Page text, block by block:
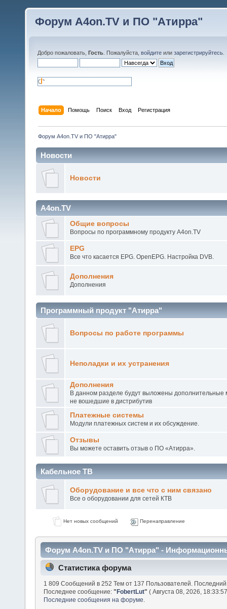
Форум A4on.TV и ПО "Атирра"
Добро пожаловать, Гость . Пожалуйста, войдите или зарегистрируйтесь
Начало Помощь Поиск Вход Регистрация
Форум A4on.TV и ПО "Атирра"
Новости
Новости
A4on.TV
Общие вопросы
Вопросы по программному продукту A4on.TV
EPG
Все что касается EPG. OpenEPG. Настройка DVB.
Дополнения
Дополнения
Программный продукт "Атирра"
Вопросы по работе программы
Неполадки и их устранения
Дополнения
В данном разделе будут выложены
не вошедшие в дистрибутив
Платежные системы
Модули платежных систем и их обсуждение.
Отзывы
Вы можете оставить отзыв о ПО «Атирра».
Кабельное ТВ
Оборудование и все что с ним связано
Все о оборудовании для сетей КТВ
Нет новых сообщений Перенаправление
Форум A4on.TV и ПО "Атирра" -
Статистика форума
1 809 Сообщений в 252 Тем от 137 Пользователей.
Последнее сообщение:"FobertLut" ( Августа 08, 2026,
Последние сообщения на форуме.